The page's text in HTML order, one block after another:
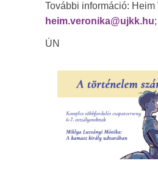
További információ: Heim
heim.veronika@ujkk.hu
ÚN